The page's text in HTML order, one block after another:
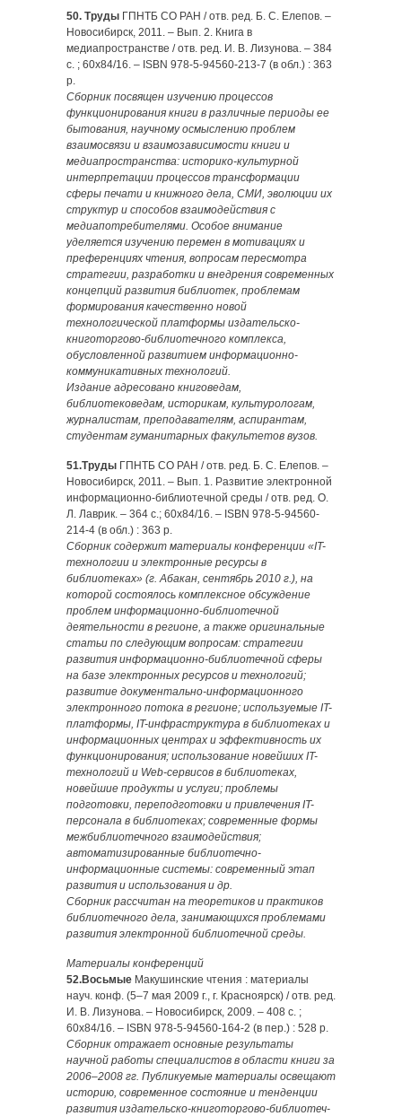
50. Труды ГПНТБ СО РАН / отв. ред. Б. С. Елепов. –
Новосибирск, 2011. – Вып. 2. Книга в
медиапространстве / отв. ред. И. В. Лизунова. – 384
с. ; 60х84/16. – ISBN 978-5-94560-213-7 (в обл.) : 363
р.
Сборник посвящен изучению процессов
функционирования книги в различные периоды ее
бытования, научному осмыслению проблем
взаимосвязи и взаимозависимости книги и
медиапространства: историко-культурной
интерпретации процессов трансформации
сферы печати и книжного дела, СМИ, эволюции их
структур и способов взаимодействия с
медиапотребителями. Особое внимание
уделяется изучению перемен в мотивациях и
преференциях чтения, вопросам пересмотра
стратегии, разработки и внедрения современных
концепций развития библиотек, проблемам
формирования качественно новой
технологической платформы издательско-
книготоргово-библиотеч­ного комплекса,
обусловленной развитием информационно-
коммуникативных технологий.
Издание адресовано книговедам,
библиотековедам, историкам, культурологам,
журналистам, преподавателям, аспирантам,
студентам гуманитарных факультетов вузов.
51.Труды ГПНТБ СО РАН / отв. ред. Б. С. Елепов. –
Новосибирск, 2011. – Вып. 1. Развитие электронной
информационно-библиотеч­ной среды / отв. ред. О.
Л. Лаврик. – 364 с.; 60х84/16. – ISBN 978-5-94560-
214-4 (в обл.) : 363 р.
Сборник содержит материалы конференции «IT-
техно­логии и электронные ресурсы в
библиотеках» (г. Абакан, сентябрь 2010 г.), на
которой состоялось комплексное обсуждение
проблем информационно-библиотечной
деятельности в регионе, а также оригинальные
статьи по следующим вопросам: стратегии
развития информационно-библиотечной сферы
на базе электронных ресурсов и технологий;
развитие документально-информационного
элект­ронного потока в регионе; используемые IT-
платформы, IT-инфраструктура в библиотеках и
информационных центрах и эффективность их
функционирования; использование новейших IT-
технологий и Web-сервисов в библиотеках,
новейшие продукты и услуги; проблемы
подготовки, переподготовки и привлечения IT-
персонала в библиотеках; современные формы
межбиблиотечного взаимодействия;
автоматизированные библиотечно-
информационные системы: современный этап
развития и использования и др.
Сборник рассчитан на теоретиков и практиков
библиотечного дела, занимающихся проблемами
развития электронной библиотечной среды.
Материалы конференций
52.Восьмые Макушинские чтения : материалы
науч. конф. (5–7 мая 2009 г., г. Красноярск) / отв. ред.
И. В. Лизунова. – Новосибирск, 2009. – 408 с. ;
60х84/16. – ISBN 978-5-94560-164-2 (в пер.) : 528 р.
Сборник отражает основные результаты
научной работы специалистов в области книги за
2006–2008 гг. Публикуемые материалы освещают
историю, современное состояние и тенденции
развития издательско-книготоргово-библиотеч­